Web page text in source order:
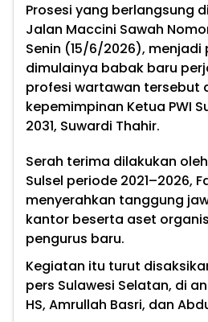
Prosesi yang berlangsung
Jalan Maccini Sawah
Senin (15/6/2026), menjadi
dimulainya babak baru
profesi wartawan tersebut
kepemimpinan Ketua PWI
2031, Suwardi Thahir.
Serah terima dilakukan
Sulsel periode 2021–2026,
menyerahkan tanggung
kantor beserta aset
pengurus baru.
Kegiatan itu turut
pers Sulawesi Selatan, di
HS, Amrullah Basri, dan